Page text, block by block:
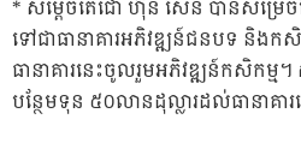
* សម្តេចតេជោ ហ៊ុន សែន បានសម្រេច
ទៅជាធានាគារអភិវឌ្ឍន៍ជនបទ និងកសិក
ធានាគារនេះចូលរួមអភិវឌ្ឍន៍កសិកម្ម
បន្ថែមទុន ៥០លានដុល្លារដល់ធានាគារ